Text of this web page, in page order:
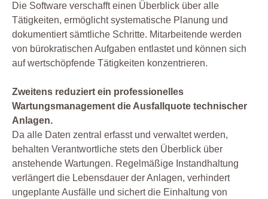
Die Software verschafft einen Überblick über alle
Tätigkeiten, ermöglicht systematische Planung und
dokumentiert sämtliche Schritte. Mitarbeitende werden
von bürokratischen Aufgaben entlastet und können sich
auf wertschöpfende Tätigkeiten konzentrieren.
Zweitens reduziert ein professionelles
Wartungsmanagement die Ausfallquote technischer
Anlagen.
Da alle Daten zentral erfasst und verwaltet werden,
behalten Verantwortliche stets den Überblick über
anstehende Wartungen. Regelmäßige Instandhaltung
verlängert die Lebensdauer der Anlagen, verhindert
ungeplante Ausfälle und sichert die Einhaltung von